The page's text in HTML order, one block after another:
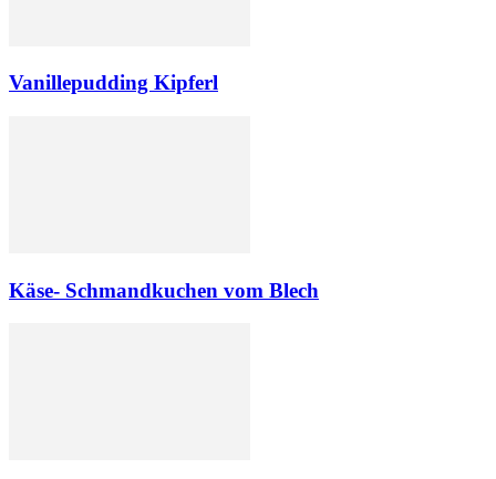
Vanillepudding Kipferl
Käse- Schmandkuchen vom Blech